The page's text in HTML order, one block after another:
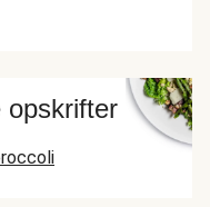
opskrifter